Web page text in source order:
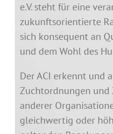
e.V. steht für eine
zukunftsorientierte
sich konsequent an
und dem Wohl des
Der ACI erkennt und
Zuchtordnungen
anderer
gleichwertig oder